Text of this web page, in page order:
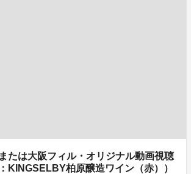
たは大阪フィル・オリジナル動画視聴
KINGSELBY柏原醸造ワイン（赤））